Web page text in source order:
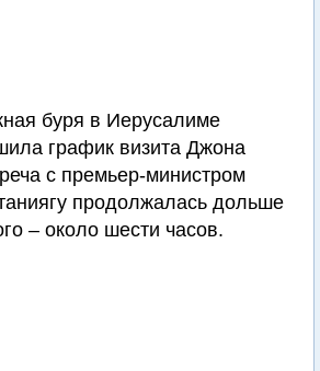
буря в Иерусалиме
график визита Джона
с премьер-министром
продолжалась дольше
– около шести часов.